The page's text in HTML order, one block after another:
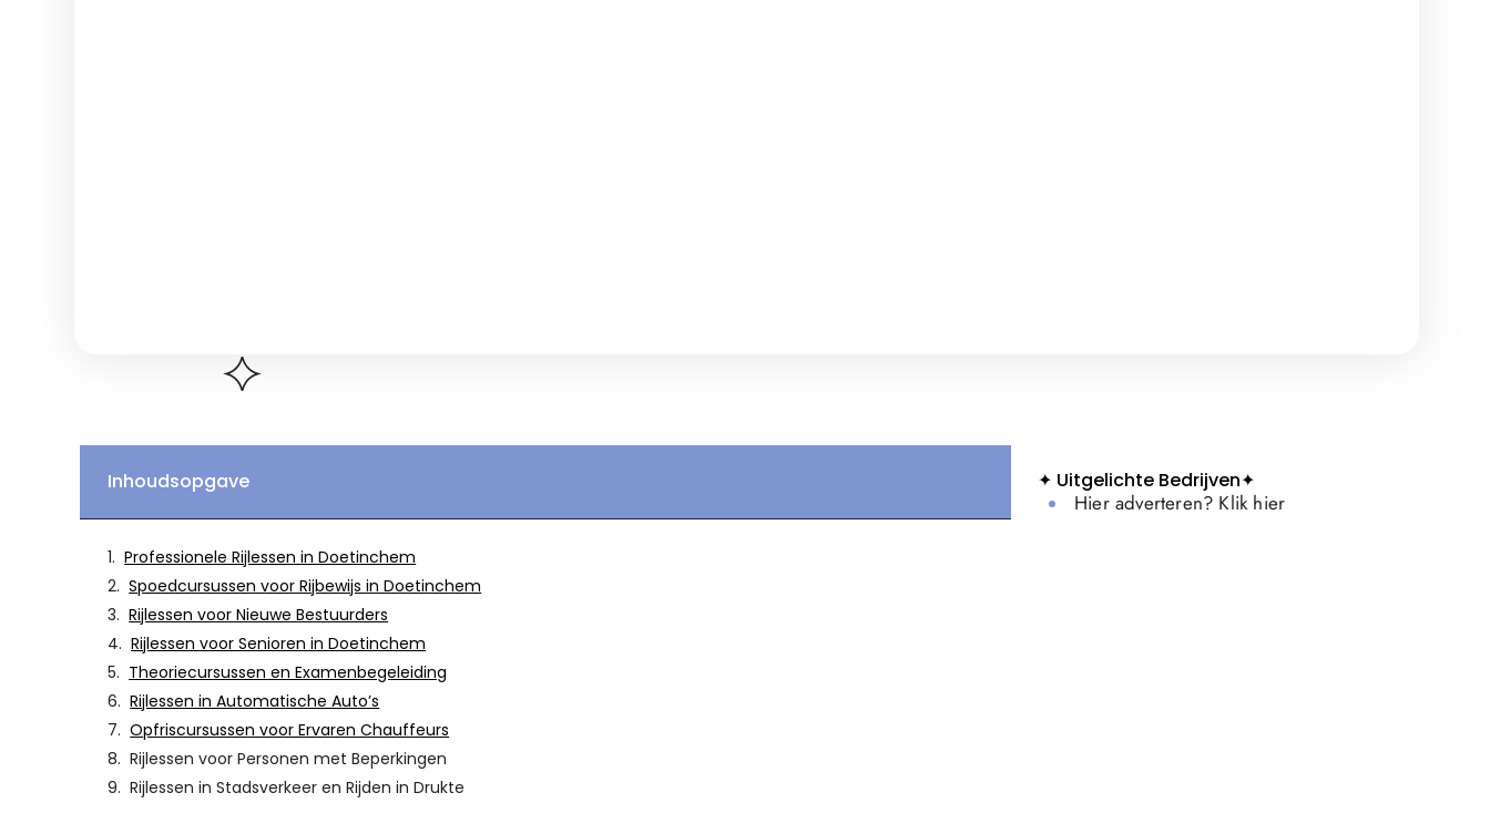
Inhoudsopgave
Professionele Rijlessen in Doetinchem
Spoedcursussen voor Rijbewijs in Doetinchem
Rijlessen voor Nieuwe Bestuurders
Rijlessen voor Senioren in Doetinchem
Theoriecursussen en Examenbegeleiding
Rijlessen in Automatische Auto’s
Opfriscursussen voor Ervaren Chauffeurs
Rijlessen voor Personen met Beperkingen
Rijlessen in Stadsverkeer en Rijden in Drukte
✦ Uitgelichte Bedrijven✦
Hier adverteren? Klik hier